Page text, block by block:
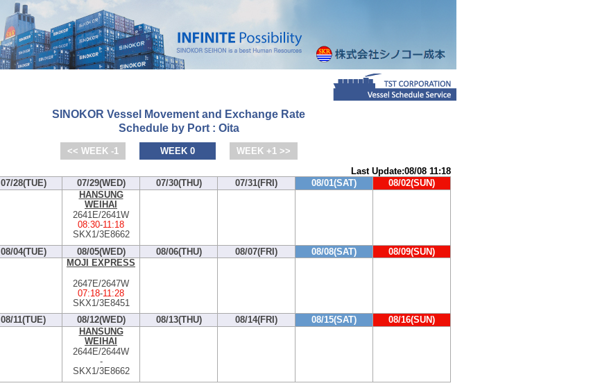
SINOKOR Vessel Movement and Exchange Rate
Schedule by Port : Oita
<< WEEK -1 WEEK 0
WEEK +1 >>
Last Update:08/08 11:18
07/28(TUE) 07/29(WED) 07/30(THU) 07/31(FRI) 08/01(SAT)
08/02(SUN)
HANSUNG
WEIHAI
2641E/2641W
08:30-11:18
SKX1/3E8662
08/04(TUE) 08/05(WED) 08/06(THU) 08/07(FRI) 08/08(SAT)
08/09(SUN)
MOJI EXPRESS
2647E/2647W
07:18-11:28
SKX1/3E8451
08/11(TUE) 08/12(WED) 08/13(THU) 08/14(FRI) 08/15(SAT)
08/16(SUN)
HANSUNG
WEIHAI
2644E/2644W
-
SKX1/3E8662